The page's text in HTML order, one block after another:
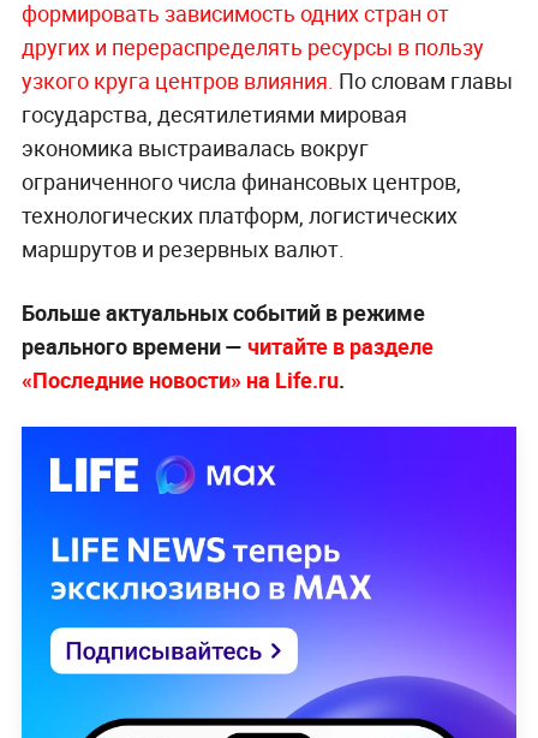
формировать зависимость одних стран от
других и перераспределять ресурсы в пользу
узкого круга центров влияния. По словам главы
государства, десятилетиями мировая
экономика выстраивалась вокруг
ограниченного числа финансовых центров,
технологических платформ, логистических
маршрутов и резервных валют.
Больше актуальных событий в режиме
реального времени — читайте в разделе
«Последние новости» на Life.ru.